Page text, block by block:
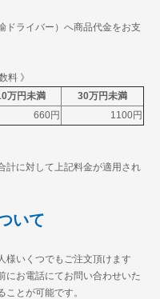
ドライバー）へ商品代金をお支
料 》
万円未満
30万円未満
660円 1100円
計に対して上記料金が適用され
いて
様いくつでもご注文頂けます
にお電話にてお問い合わせいた
とが可能です。